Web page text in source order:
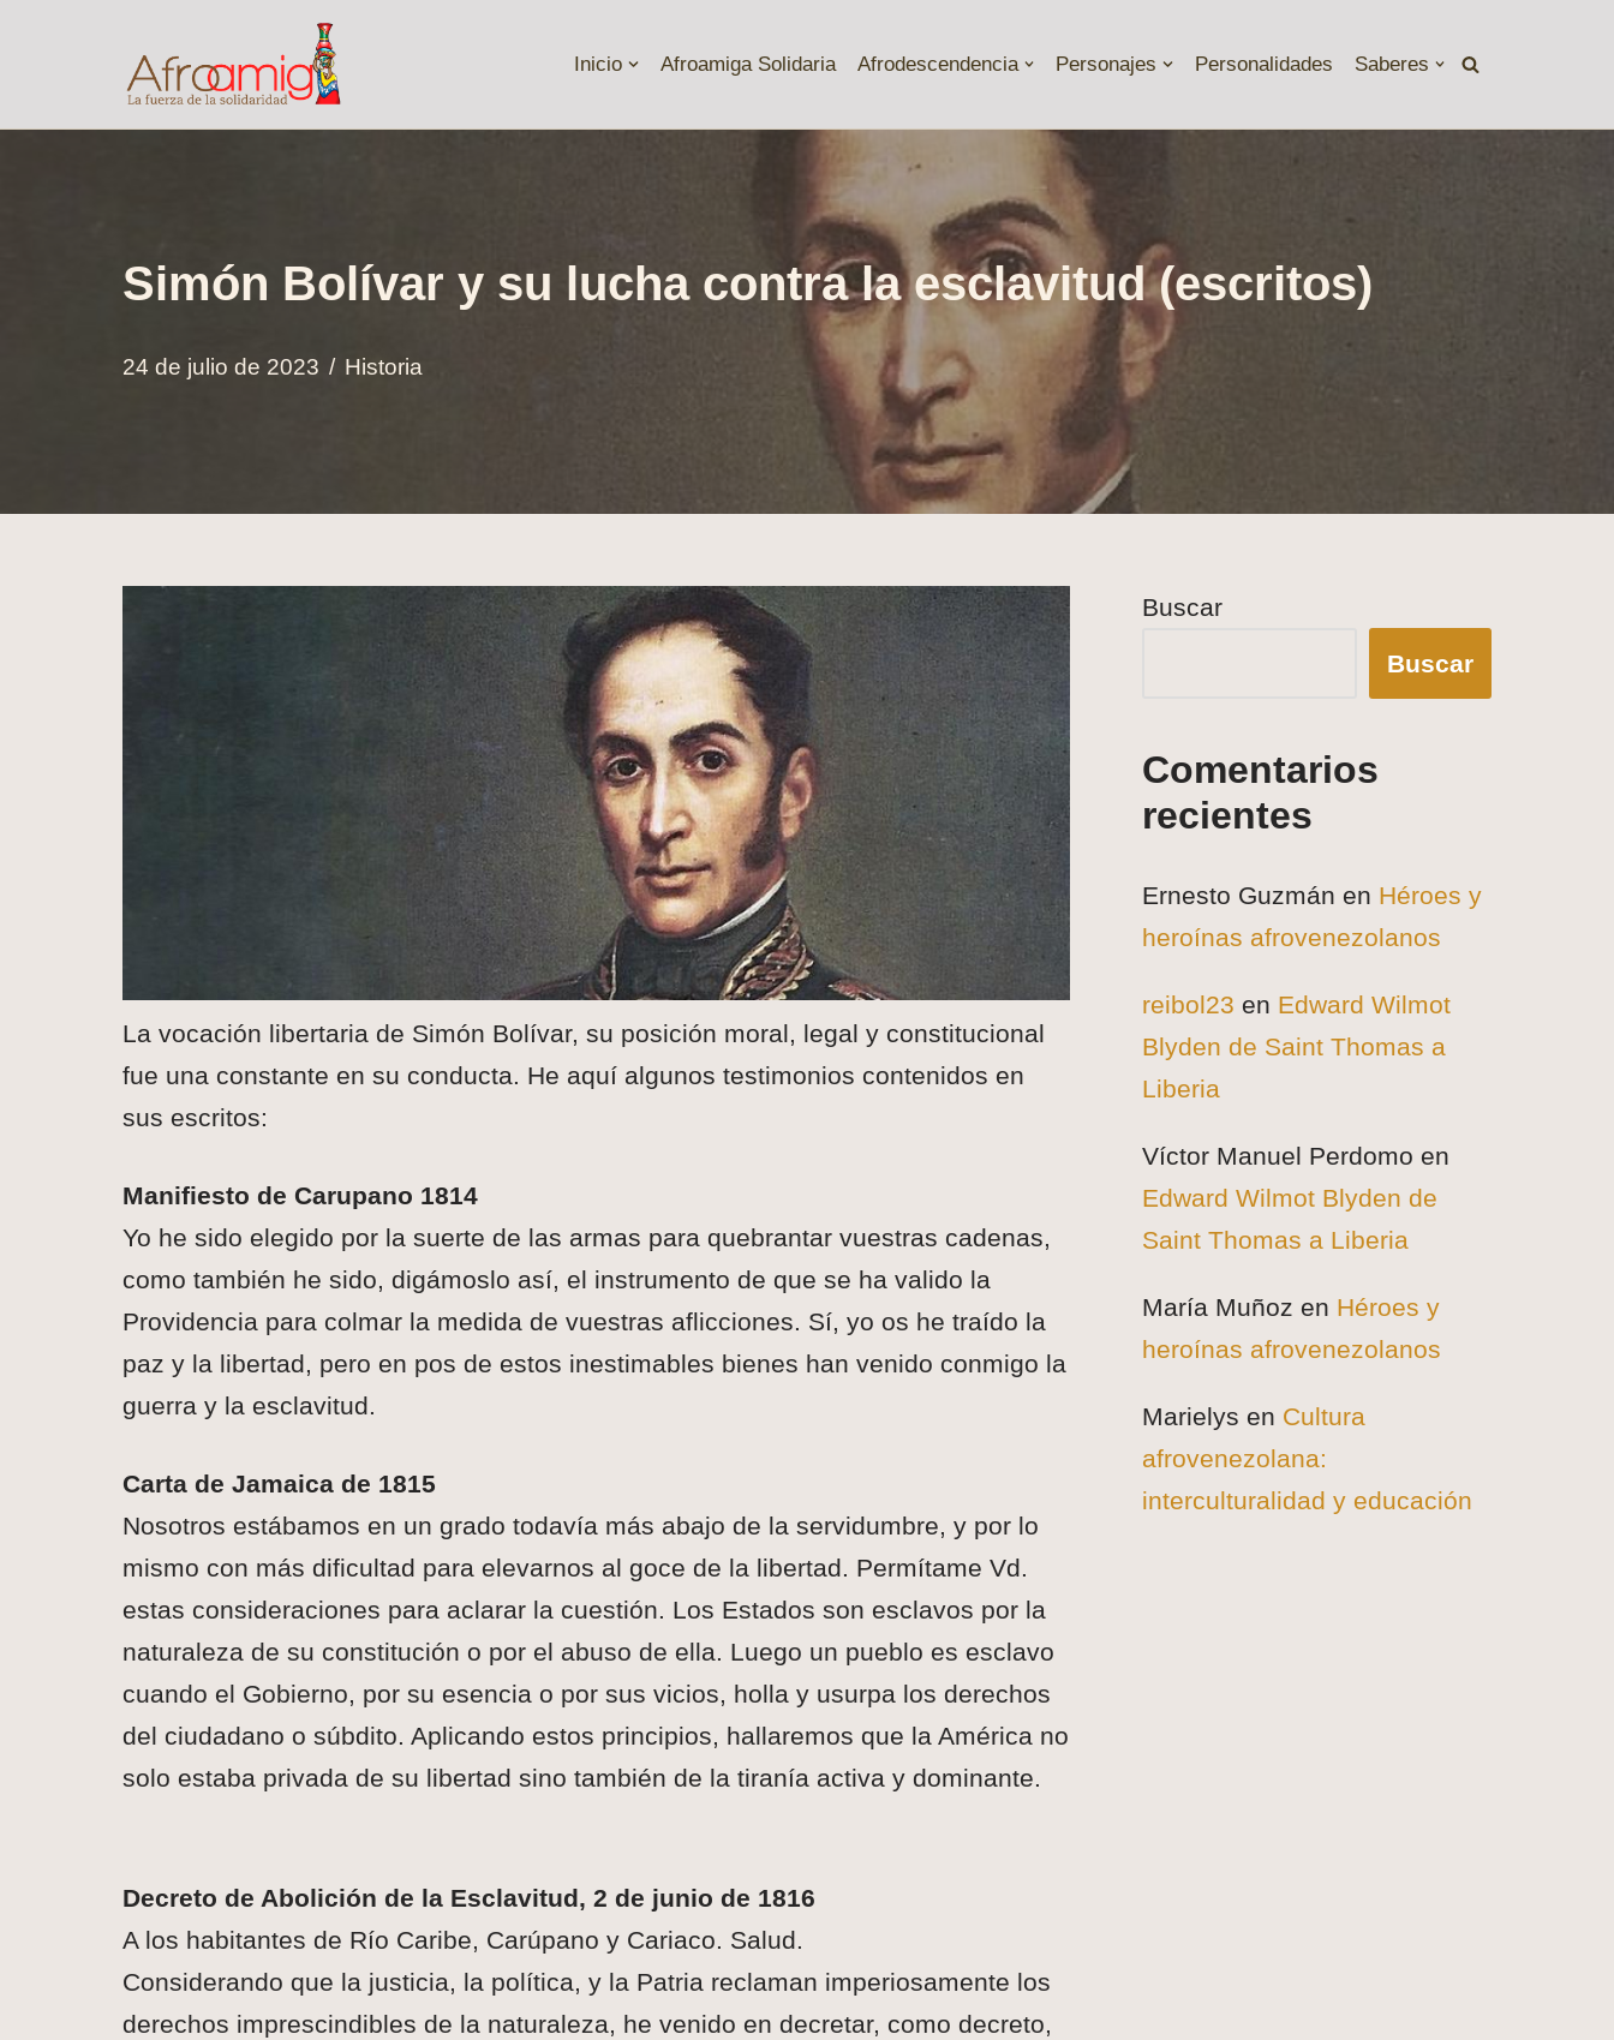
Inicio Afroamiga Solidaria Afrodescendencia Personajes Personalidades Saberes
Simón Bolívar y su lucha contra la esclavitud (escritos)
24 de julio de 2023 Historia
La vocación libertaria de Simón Bolívar, su posición moral, legal y constitucional
fue una constante en su conducta. He aquí algunos testimonios contenidos en
sus escritos:
Manifiesto de Carupano 1814
Yo he sido elegido por la suerte de las armas para quebrantar vuestras cadenas,
como también he sido, digámoslo así, el instrumento de que se ha valido la
Providencia para colmar la medida de vuestras aflicciones. Sí, yo os he traído la
paz y la libertad, pero en pos de estos inestimables bienes han venido conmigo la
guerra y la esclavitud.
Carta de Jamaica de 1815
Nosotros estábamos en un grado todavía más abajo de la servidumbre, y por lo
mismo con más dificultad para elevarnos al goce de la libertad. Permítame Vd.
estas consideraciones para aclarar la cuestión. Los Estados son esclavos por la
naturaleza de su constitución o por el abuso de ella. Luego un pueblo es esclavo
cuando el Gobierno, por su esencia o por sus vicios, holla y usurpa los derechos
del ciudadano o súbdito. Aplicando estos principios, hallaremos que la América no
solo estaba privada de su libertad sino también de la tiranía activa y dominante.
Decreto de Abolición de la Esclavitud, 2 de junio de 1816
A los habitantes de Río Caribe, Carúpano y Cariaco. Salud.
Considerando que la justicia, la política, y la Patria reclaman imperiosamente los
derechos imprescindibles de la naturaleza, he venido en decretar, como decreto,
Buscar
Buscar
Comentarios
recientes
Ernesto Guzmán en Héroes y
heroínas afrovenezolanos
reibol23 en Edward Wilmot
Blyden de Saint Thomas a
Liberia
Víctor Manuel Perdomo en
Edward Wilmot Blyden de
Saint Thomas a Liberia
María Muñoz en Héroes y
heroínas afrovenezolanos
Marielys en Cultura
afrovenezolana:
interculturalidad y educación